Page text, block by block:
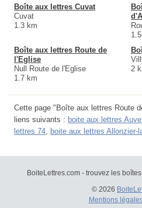
Boîte aux lettres Cuvat
Cuvat
1.3 km
Boîte aux lettres Route de
l'Eglise
Null Route de l'Eglise
1.7 km
2
Cette page "Boîte aux lettres Route
liens suivants : boite aux lettres
lettres 74 boite aux lettres Allonzier-
BoiteLettres.com - trouvez les
© 2026
Mentions